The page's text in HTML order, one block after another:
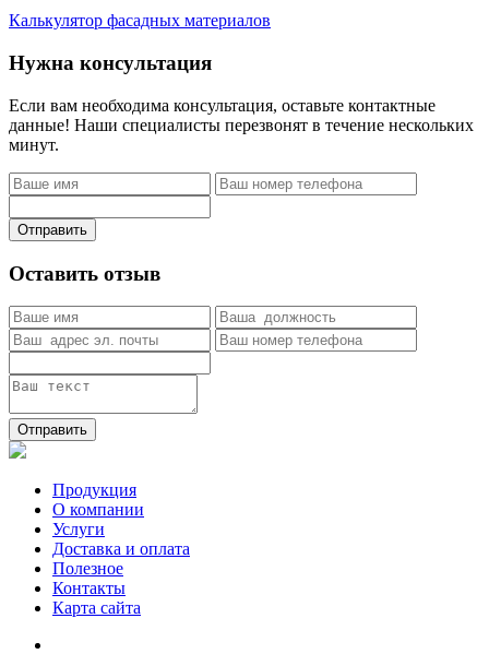
Калькулятор фасадных материалов
Нужна консультация
Если вам необходима консультация, оставьте контактные
данные! Наши специалисты перезвонят в течение нескольких
минут.
Отправить
Оставить отзыв
Отправить
Продукция
О компании
Услуги
Доставка и оплата
Полезное
Контакты
Карта сайта